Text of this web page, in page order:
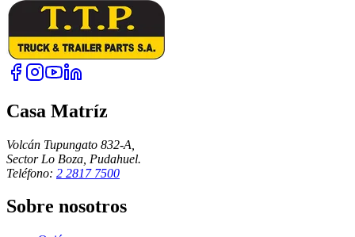
Casa Matríz
Volcán Tupungato 832-A,
Sector Lo Boza, Pudahuel.
Teléfono: 2 2817 7500
Sobre nosotros